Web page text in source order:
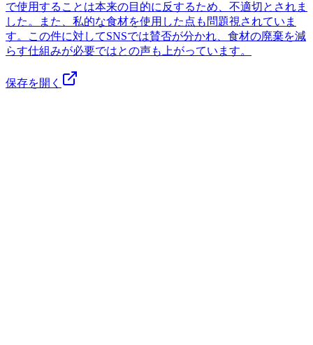
で使用することは本来の目的に反するため、不適切とされま
した。また、私的な食材を使用した点も問題視されていま
す。この件に対してSNSでは賛否が分かれ、食材の廃棄を減
らす仕組みが必要ではとの声も上がっています。
保存を開く